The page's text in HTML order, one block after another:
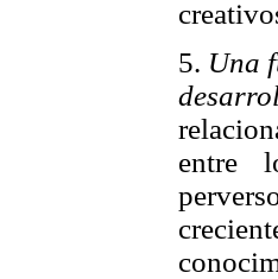
5. Una
entre